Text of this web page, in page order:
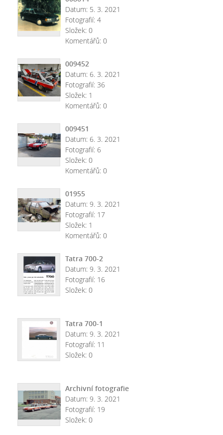
Datum: 5. 3. 2021
Fotografií: 4
Složek: 0
Komentářů: 0
009452
Datum: 6. 3. 2021
Fotografií: 36
Složek: 1
Komentářů: 0
009451
Datum: 6. 3. 2021
Fotografií: 6
Složek: 0
Komentářů: 0
01955
Datum: 9. 3. 2021
Fotografií: 17
Složek: 1
Komentářů: 0
Tatra 700-2
Datum: 9. 3. 2021
Fotografií: 16
Složek: 0
Tatra 700-1
Datum: 9. 3. 2021
Fotografií: 11
Složek: 0
Archivní fotografie
Datum: 9. 3. 2021
Fotografií: 19
Složek: 0